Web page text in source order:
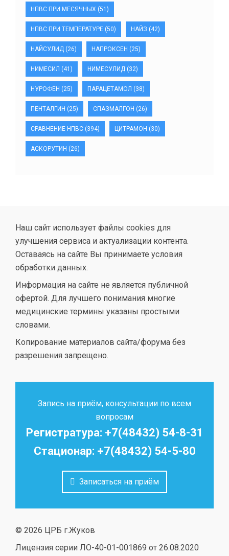
НПВС ПРИ МЕСЯЧНЫХ (51)
НПВС ПРИ ТЕМПЕРАТУРЕ (50) НАЙЗ (42)
НАЙСУЛИД (26) НАПРОКСЕН (25)
НИМЕСИЛ (41) НИМЕСУЛИД (32)
НУРОФЕН (25) ПАРАЦЕТАМОЛ (38)
ПЕНТАЛГИН (25) СПАЗМАЛГОН (26)
СРАВНЕНИЕ НПВС (394) ЦИТРАМОН (30)
АСКОРУТИН (26)
Наш сайт использует файлы cookies для
улучшения сервиса и актуализации контента.
Оставаясь на сайте Вы принимаете условия
обработки данных.
Информация на сайте не является публичной
офертой. Для лучшего понимания многие
медицинские термины указаны простыми
словами.
Копирование материалов сайта/форума без
разрешения запрещено.
Запись на приём, консультации по всем
вопросам
Регистратура: +7(48432) 54-8-31
Стационар: +7(48432) 54-5-80
Записаться на приём
© 2026 ЦРБ г.Жуков
Лицензия серии ЛО-40-01-001869 от 26.08.2020